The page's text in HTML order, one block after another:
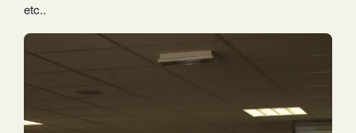
etc..